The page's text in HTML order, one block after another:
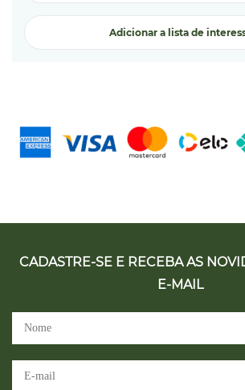
Adicionar a lista de
CADASTRE-SE E RECEBA AS
E-MAIL